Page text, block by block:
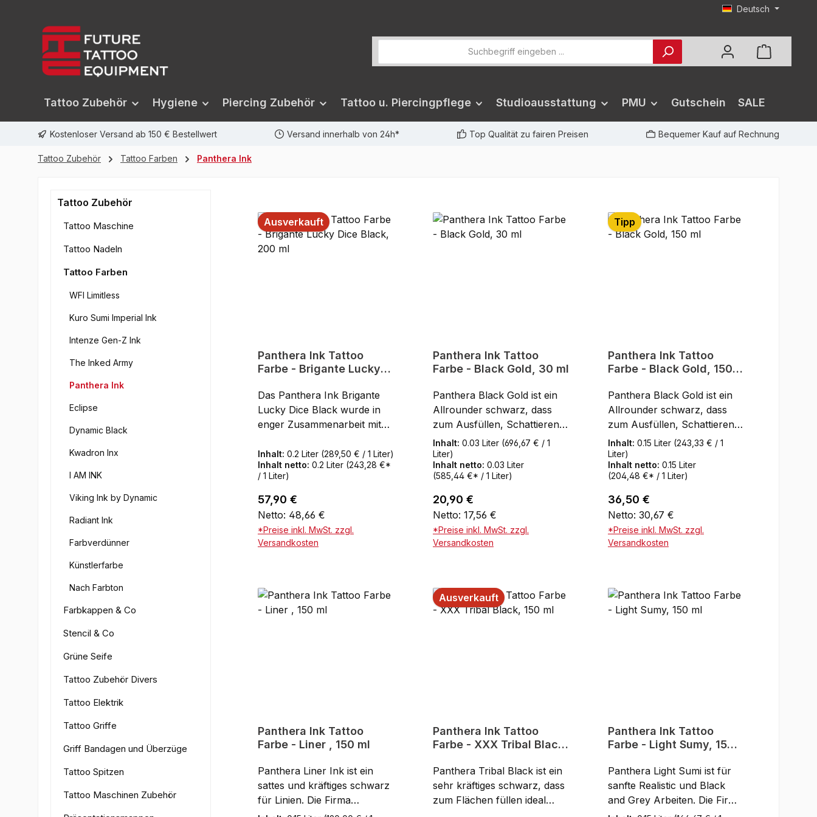
Deutsch
Tattoo Zubehör Hygiene Piercing Zubehör Tattoo u. Piercingpflege Studioausstattung PMU Gutschein SALE
Kostenloser Versand ab 150 € Bestellwert Versand innerhalb von 24h* Top Qualität zu fairen Preisen Bequemer Kauf auf Rechnung
Tattoo Zubehör Tattoo Farben Panthera Ink
Tattoo Zubehör
Tattoo Maschine
Tattoo Nadeln
Tattoo Farben
WFI Limitless
Kuro Sumi Imperial Ink
Intenze Gen-Z Ink
The Inked Army
Panthera Ink
Eclipse
Dynamic Black
Kwadron Inx
I AM INK
Viking Ink by Dynamic
Radiant Ink
Farbverdünner
Künstlerfarbe
Nach Farbton
Farbkappen & Co
Stencil & Co
Grüne Seife
Tattoo Zubehör Divers
Tattoo Elektrik
Tattoo Griffe
Griff Bandagen und Überzüge
Tattoo Spitzen
Tattoo Maschinen Zubehör
Ausverkauft
Panthera Ink Tattoo
Farbe - Brigante Lucky
Das Panthera Ink Brigante
Lucky Dice Black wurde in
enger Zusammenarbeit mit
Tätowierer Brigante
entwickelt. Der Künstler ist
für seine ausdrucksstarken
Letterings, Bold Lines und
detailreichen
Schwarzarbeiten bekannt. Es
ist ein extrem tiefes Schwarz,
Linien und satte Flächen
geeignet ist. Entwickelt wurde
die Farbe auf Grundlage von
höchste Reinheit, konstante
Qualität und sichere
konformHergestellt nach
EU-VorgabenDermatologisch
getestetExklusive
Inhalt: 0.2 Liter (289,50 € / 1 Liter)
Inhalt netto: 0.2 Liter (243,28 €*
/ 1 Liter)
Regulärer Preis:
57,90 €
Netto: 48,66 €
*Preise inkl. MwSt. zzgl.
Versandkosten
Panthera Ink Tattoo
Farbe - Black Gold, 30 ml
Panthera Black Gold ist ein
Allrounder schwarz, dass
zum Ausfüllen, Schattieren
oder für Outlines geeignet ist.
Die Firma Panthera hat auf
Isopropylalkohol verzichtet,
um eine brillante,
konservierungsmittelfreie
schwarze Farbe
herzustellen. Somit
entsprechen die Farben
konformVeganTierversuchsfr
eiSterilOhne
KarzinogeneKurze
Inhalt: 0.03 Liter (696,67 € / 1
Liter)
Inhalt netto: 0.03 Liter
(585,44 €* / 1 Liter)
Regulärer Preis:
20,90 €
Netto: 17,56 €
*Preise inkl. MwSt. zzgl.
Versandkosten
Tipp
Panthera Ink Tattoo
Farbe - Black Gold, 150
Panthera Black Gold ist ein
Allrounder schwarz, dass
zum Ausfüllen, Schattieren
oder für Outlines geeignet ist.
Die Firma Panthera hat auf
Isopropylalkohol verzichtet,
um eine brillante,
konservierungsmittelfreie
schwarze Farbe
herzustellen. Somit
entsprechen die Farben
konformVeganTierversuchsfr
eiSterilOhne
KarzinogeneKurze
Inhalt: 0.15 Liter (243,33 € / 1
Liter)
Inhalt netto: 0.15 Liter
(204,48 €* / 1 Liter)
Regulärer Preis:
36,50 €
Netto: 30,67 €
*Preise inkl. MwSt. zzgl.
Versandkosten
Panthera Ink Tattoo
Farbe - Liner , 150 ml
Panthera Liner Ink ist ein
sattes und kräftiges schwarz
für Linien. Die Firma
Ausverkauft
Panthera Ink Tattoo
Farbe - XXX Tribal Black,
Panthera Tribal Black ist ein
sehr kräftiges schwarz, dass
zum Flächen füllen ideal
Panthera Ink Tattoo
Farbe - Light Sumy, 150
Panthera Light Sumi ist für
sanfte Realistic und Black
and Grey Arbeiten. Die Firma